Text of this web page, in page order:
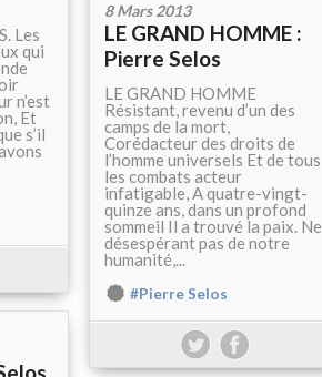
Les
qui
n’est
Et
s’il
8 Mars 2013
LE GRAND HOMME :
Pierre Selos
LE GRAND HOMME
Résistant, revenu d’un des
camps de la mort,
Corédacteur des droits de
l’homme universels Et de tous
les combats acteur
infatigable, A quatre-vingt-
quinze ans, dans un profond
sommeil Il a trouvé la paix. Ne
désespérant pas de notre
humanité,...
#Pierre Selos